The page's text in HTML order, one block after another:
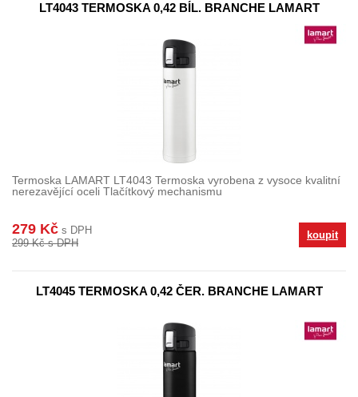
LT4043 TERMOSKA 0,42 BÍL. BRANCHE LAMART
Termoska LAMART LT4043 Termoska vyrobena z vysoce kvalitní
nerezavějící oceli Tlačítkový mechanismu
279 Kč s DPH
299 Kč s DPH
koupit
LT4045 TERMOSKA 0,42 ČER. BRANCHE LAMART